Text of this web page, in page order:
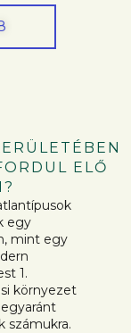
ELŐ
egy
mint egy
1.
környezet
számukra.